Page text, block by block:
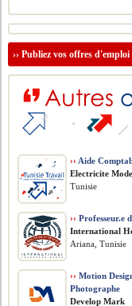
››Publiez vos offres d'emploi
›› Aide
Electricite
Tunisie
›› Professeur.e
International
Ariana, Tunisie
›› Motion
Photographe
Develop Mark